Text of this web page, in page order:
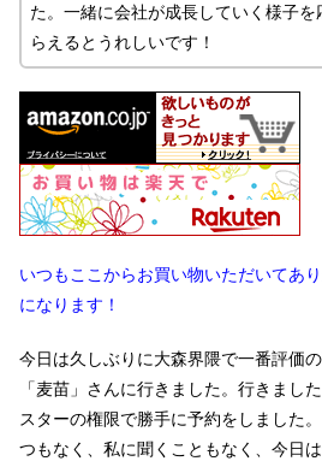
た。一緒に会社が成長していく様子を
らえるとうれしいです！
いつもここからお買い物いただいてあ
になります！
今日は久しぶりに大森界隈で一番評価
「麦苗」さんに行きました。行きまし
スターの権限で勝手に予約をしました
つもなく、私に聞くこともなく、今日